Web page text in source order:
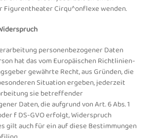
Cirqu^onflexe wenden.
personenbezogener Daten
hat das vom Europäischen Richtlinien-
gewährte Recht, aus Gründen, die
Situation ergeben, jederzeit
sie betreffender
Daten, die aufgrund von Art. 6 Abs. 1
f DS-GVO erfolgt, Widerspruch
gilt auch für ein auf diese Bestimmungen